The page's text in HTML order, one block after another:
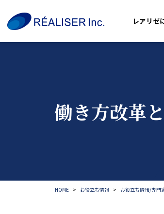
レアリゼ
働き方改革
HOME お役立ち情報 お役立ち情報/専門